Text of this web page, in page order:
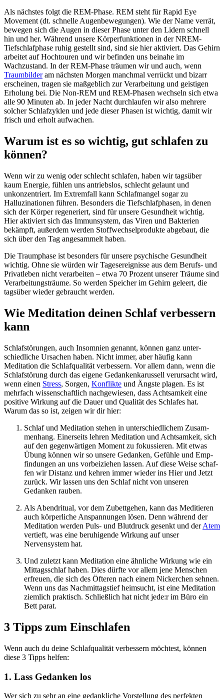
Als nächstes folgt die REM-Phase. REM steht für Rapid Eye
Movement (dt. schnelle Augenbewegungen). Wie der Name verrät,
bewegen sich die Augen in dieser Phase unter den Lidern schnell
hin und her. Während unsere Körperfunktionen in der NREM-
Tiefschlafphase ruhig gestellt sind, sind sie hier aktiviert. Das Gehirn
arbeitet auf Hochtouren und wir befinden uns beinahe im
Wachzustand. In der REM-Phase träumen wir und auch, wenn
Traumbilderam nächsten Morgen manchmal verrückt und bizarr
erscheinen, tragen sie maßgeblich zur Verarbeitung und geistigen
Erholung bei. Die Non-REM und REM-Phasen wechseln sich etwa
alle 90 Minuten ab. In jeder Nacht durchlaufen wir also mehrere
solcher Schlafzyklen und jede dieser Phasen ist wichtig, damit wir
frisch und erholt aufwachen.
Warum ist es so wichtig, gut schlafen zu
können?
Wenn wir zu wenig oder schlecht schlafen, haben wir tagsüber
kaum Energie, fühlen uns antriebslos, schlecht gelaunt und
unkonzentriert. Im Extremfall kann Schlafmangel sogar zu
Halluzinationen führen. Besonders die Tiefschlafphasen, in denen
sich der Körper regeneriert, sind für unsere Gesundheit wichtig.
Hier aktiviert sich das Immunsystem, das Viren und Bakterien
bekämpft, außerdem werden Stoffwechselprodukte abgebaut, die
sich über den Tag angesammelt haben.
Die Traumphase ist besonders für unsere psychische Gesundheit
wichtig. Ohne sie würden wir Tagesereignisse aus dem Berufs- und
Privatleben nicht verarbeiten – etwa 70 Prozent unserer Träume sind
Verarbeitungsträume. So werden Speicher im Gehirn geleert, die
tagsüber wieder gebraucht werden.
Wie Meditation deinen Schlaf verbessern
kann
Schlaf­stö­run­gen, auch Insom­nien genannt, können ganz unter­
schied­li­che Ursa­chen haben. Nicht immer, aber häufig kann
Meditation die Schlafqualität verbessern. Vor allem dann, wenn die
Schlafstörung durch das eigene Gedankenkarussell verursacht wird,
wenn einen Stress, Sorgen, Kon­flikte und Ängste plagen. Es ist
mehrfach wissenschaftlich nachgewiesen, dass Achtsamkeit eine
positive Wirkung auf die Dauer und Qualität des Schlafes hat.
Warum das so ist, zeigen wir dir hier:
Schlaf und Medi­ta­tion stehen in unter­schied­li­chem Zusam­
men­hang. Einer­seits lehren Medi­ta­tion und Acht­sam­keit, sich
auf den gegen­wär­ti­gen Moment zu fokus­sie­ren. Mit etwas
Übung können wir so unsere Gedan­ken, Gefühle und Emp­
fin­dun­gen an uns vorbeiziehen lassen. Auf diese Weise schaf­
fen wir Dis­tanz und kehren immer wieder ins Hier und Jetzt
zurück. Wir lassen uns den Schlaf nicht von unseren
Gedanken rauben.
Als Abendritual, vor dem Zubettgehen, kann das Meditieren
auch körperliche Anspannungen lösen. Denn während der
Meditation werden Puls- und Blutdruck gesenkt und derAtem
vertieft, was eine beruhigende Wirkung auf unser
Nervensystem hat.
Und zuletzt kann Medi­ta­tion eine ähn­li­che Wir­kung wie ein
Mit­tags­schlaf haben. Dies dürfte vor allem jene Men­schen
erfreuen, die sich des Öfte­ren nach einem Nicker­chen sehnen.
Wenn uns das Nachmittagstief heimsucht, ist eine Meditation
ziemlich praktisch. Schließ­lich hat nicht jede:r im Büro ein
Bett parat.
3 Tipps zum Einschlafen
Wenn auch du deine Schlafqualität verbessern möchtest, können
diese 3 Tipps helfen:
1. Lass Gedanken los
Wer sich zu sehr an eine gedankliche Vorstellung des perfekten